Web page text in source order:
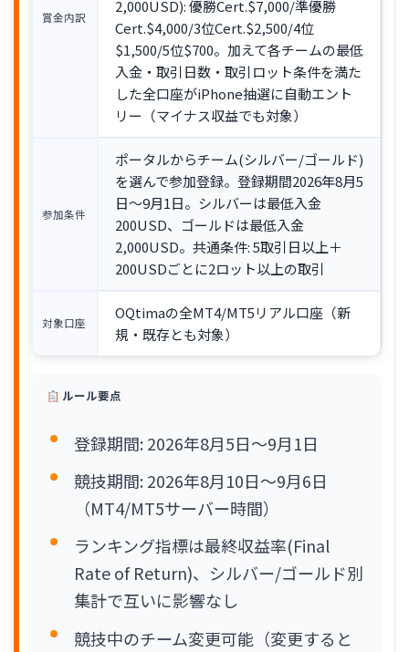
賞金内訳
2,000USD): 優勝Cert.$7,000/準優勝
Cert.$4,000/3位Cert.$2,500/4位
$1,500/5位$700。加えて各チームの最低
入金・取引日数・取引ロット条件を満た
した全口座がiPhone抽選に自動エント
リー（マイナス収益でも対象）
参加条件
ポータルからチーム(シルバー/ゴールド)
を選んで参加登録。登録期間2026年8月5
日〜9月1日。シルバーは最低入金
200USD、ゴールドは最低入金
2,000USD。共通条件: 5取引日以上＋
200USDごとに2ロット以上の取引
対象口座
OQtimaの全MT4/MT5リアル口座（新
規・既存とも対象）
ルール要点
登録期間: 2026年8月5日〜9月1日
競技期間: 2026年8月10日〜9月6日
（MT4/MT5サーバー時間）
ランキング指標は最終収益率(Final
Rate of Return)、シルバー/ゴールド別
集計で互いに影響なし
競技中のチーム変更可能（変更すると